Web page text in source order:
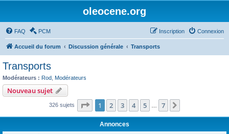
oleocene.org
FAQ PCM Connexion
Inscription
Accueil du forum Discussion générale Transports
Transports
Modérateurs : Rod Modérateurs
Nouveau sujet
326 sujets Page 1sur7
1 2 3 4 5 7
Annonces